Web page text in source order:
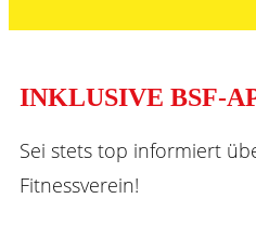
INKLUSIVE BSF-
Sei stets top informiert
Fitnessverein!